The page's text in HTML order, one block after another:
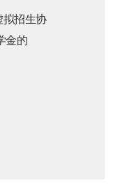
招生协
金的